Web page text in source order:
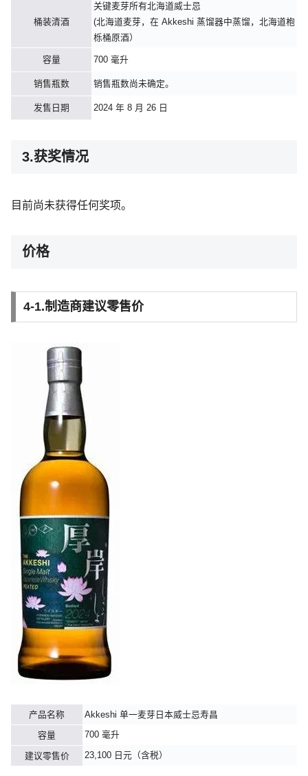
桶装清酒
关键麦芽所有北海道威士忌
(北海道麦芽，在 Akkeshi 蒸馏器中蒸馏，北海道枹
栎桶原酒）
容量 700 毫升
销售瓶数 销售瓶数尚未确定。
发售日期 2024 年 8 月 26 日
3.获奖情况
目前尚未获得任何奖项。
价格
4-1.制造商建议零售价
产品名称
Akkeshi 单一麦芽日本威士忌寿昌
容量
700 毫升
建议零售价 23,100 日元（含税）